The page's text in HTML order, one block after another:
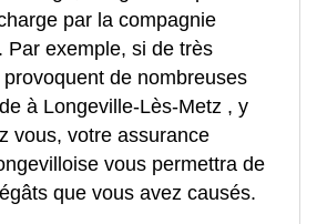
par la compagnie
Par exemple, si de très
de nombreuses
à Longeville-Lès-Metz , y
vous, votre assurance
vous permettra de
que vous avez causés.